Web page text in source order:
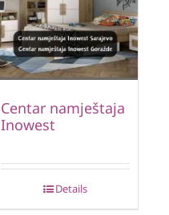
Centar namještaja
Inowest
Details